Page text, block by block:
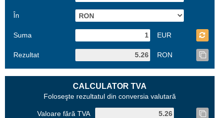
În
Suma EUR
Rezultat RON
CALCULATOR TVA
Foloseşte rezultatul din conversia valutară
Valoare fără TVA